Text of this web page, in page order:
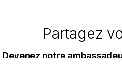
Partagez
Devenez notre